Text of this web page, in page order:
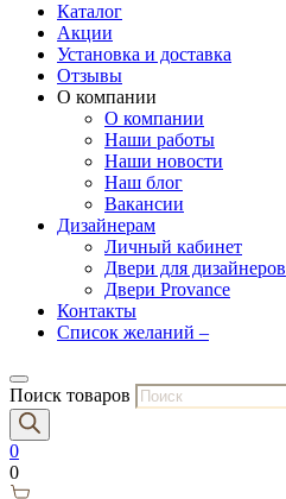
Каталог
Акции
Установка и доставка
Отзывы
О компании
О компании
Наши работы
Наши новости
Наш блог
Вакансии
Дизайнерам
Личный кабинет
Двери для дизайнеров
Двери Provance
Контакты
Список желаний –
Поиск товаров
0
0